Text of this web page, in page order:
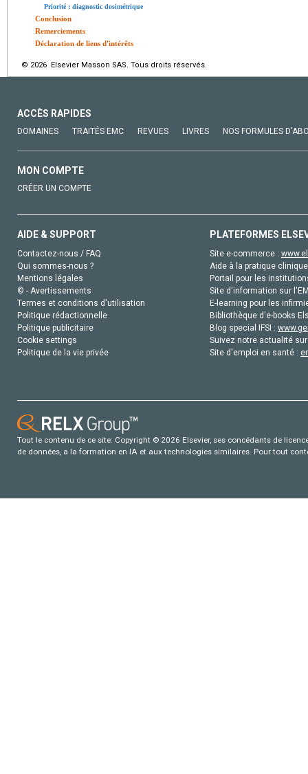
Priorité : diagnostic dosimétrique
Conclusion
Remerciements
Déclaration de liens d'intérêts
© 2026 Elsevier Masson SAS. Tous droits réservés.
ACCÈS RAPIDES
DOMAINES TRAITÉS EMC REVUES LIVRES NOS FORMULES
MON COMPTE
CRÉER UN COMPTE
AIDE & SUPPORT
Contactez-nous / FAQ
Qui sommes-nous ?
Mentions légales
© - Avertissements
Termes et conditions d'utilisation
Politique rédactionnelle
Politique publicitaire
Cookie settings
Politique de la vie privée
PLATEFORMES
Site e-commerce :
Aide à la pratique
Portail pour les
Site d'information sur
E-learning pour les
Bibliothèque d'e-books
Blog special IFSI :
Suivez notre actualité
Site d'emploi en santé :
Tout le contenu de ce site: Copyright © 2026 Elsevier, ses concédants de
de données, a la formation en IA et aux technologies similaires. Pour tout